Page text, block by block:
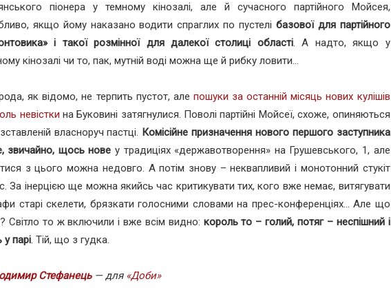
піонера у темному кінозалі, але й сучасного партійного Мойсея,
якщо йому наказано водити спраглих по пустелі базової для партійного
і такої розмінної для далекої столиці області. А надто, якщо у
кінозалі чи то, пак, мутній воді можна ще й рибку ловити...
як відомо, не терпить пустот, але пошуки за останній місяць нових кулішів
невістки на Буковині затягнулися. Поволі партійні Мойсеї, схоже, опиняються
власноруч пастці. Комісійне призначення нового першого заступника
звичайно, щось нове у традиціях «державотворення» на Грушевського, 1, але
з цього можна недовго. А потім знову – неквапливий і монотонний стукіт
За інерцією ще можна якийсь час критикувати тих, кого вже немає, витягувати
старі скелети, брязкати голосними словами на прес-конференціях... Але що
Світло то ж включили і вже всім видно: король то – голий, потяг – неспішний і
у парі. Тій, що з гудка.
Стефанець— для «Доби»